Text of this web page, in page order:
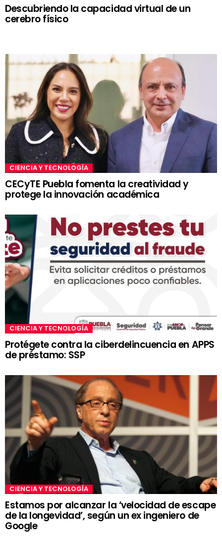
Descubriendo la capacidad virtual de un
cerebro físico
CIENCIA Y TECNOLOGÍA
CECyTE Puebla fomenta la creatividad y
protege la innovación académica
CIENCIA Y TECNOLOGÍA
Protégete contra la ciberdelincuencia en APPS
de préstamo: SSP
CIENCIA Y TECNOLOGÍA
Estamos por alcanzar la ‘velocidad de escape
de la longevidad’, según un ex ingeniero de
Google